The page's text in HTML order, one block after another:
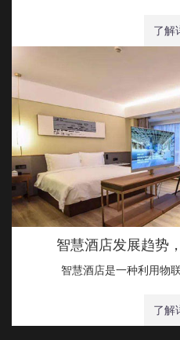
了解
智慧酒店发展趋势
智慧酒店是一种利用物
了解